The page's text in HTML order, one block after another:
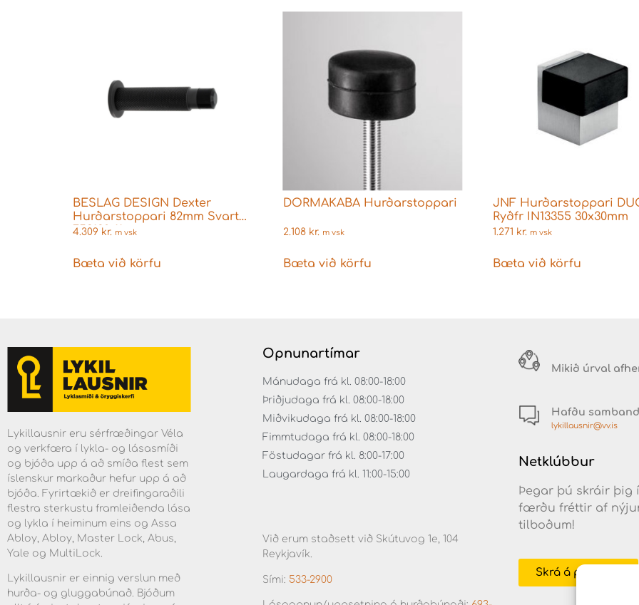
BESLAG DESIGN Dexter
Hurðarstoppari 82mm Svartur
753130-11
4.309 kr. m vsk
Bæta við körfu
DORMAKABA Hurðarstoppari
2.108 kr. m vsk
Bæta við körfu
JNF Hurðarstoppari
Ryðfr IN13355 30x30mm
1.271 kr. m vsk
Bæta við körfu
Lykillausnir eru sérfræðingar Véla
og verkfæra í lykla- og lásasmíði
og bjóða upp á að smíða flest sem
íslenskur markaður hefur upp á að
bjóða. Fyrirtækið er dreifingaraðili
flestra sterkustu framleiðenda lása
og lykla í heiminum eins og Assa
Abloy, Abloy, Master Lock, Abus,
Yale og MultiLock.
Lykillausnir er einnig verslun með
hurða- og gluggabúnað. Bjóðum
Opnunartímar
Mánudaga frá kl. 08:00-18:00
Þriðjudaga frá kl. 08:00-18:00
Miðvikudaga frá kl. 08:00-18:00
Fimmtudaga frá kl. 08:00-18:00
Föstudagar frá kl. 8:00-17:00
Laugardaga frá kl. 11:00-15:00
Við erum staðsett við Skútuvog 1e, 104
Reykjavík.
Sími: 533-2900
Mikið úrval
Hafðu samband
lykillausnir@vv.is
Netklúbbur
Þegar þú skráir þig
færðu fréttir af
tilboðum!
Skrá á póstlista